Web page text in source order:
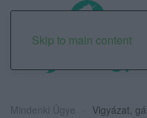
Skip to main content
Mindenki Ügye
Vigyázat,